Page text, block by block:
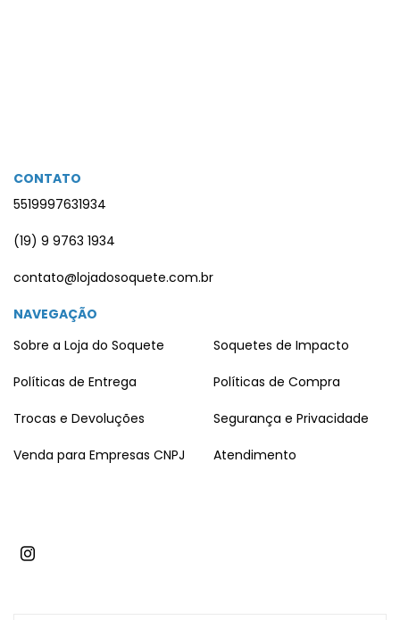
NAVEGAÇÃO
Sobre a Loja do Soquete
Soquetes de Impacto
Políticas de Entrega Políticas de Compra
Trocas e Devoluções Segurança e Privacidade
Venda para Empresas CNPJ Atendimento
CONTATO
5519997631934
(19) 9 9763 1934
contato@lojadosoquete.com.br